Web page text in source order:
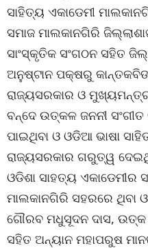
ସାହିତ୍ୟ ଏକାଡେମୀ
ସମାଜ ମାଲକାନଗିରି
ସାଂସ୍କୃତିକ ସଂଗଠନ ସହିତ
ଅନୁଷ୍ଟାନ ପକ୍ଷରୁ
ରାଜ୍ୟସରକାର ଓ
ବନ୍ଦେ ଉତ୍କଳ ଜନନୀ ସଂଗୀତ
ପାଇଥିବା ଓ ଓଡିଆ ଭାଷା
ରାଜ୍ୟସରକାର ଗରୁତ୍ୱ
ଓଡିଶା ସାହତ୍ୟ ଏକାଡେମୀର
ମାଲକାନଗିରି ସହରରେ
ଗୌରବ ମଧୁସୂଦନ ଦାସ,
ସହିତ ଅନ୍ୟାନ ମହାପରୁଷ